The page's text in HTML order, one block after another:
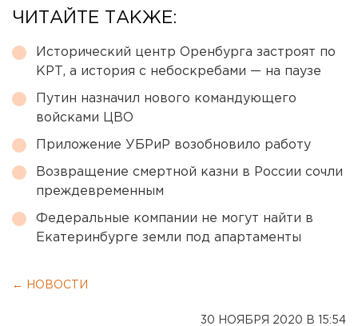
ЧИТАЙТЕ ТАКЖЕ:
Исторический центр Оренбурга застроят по
КРТ, а история с небоскребами — на паузе
Путин назначил нового командующего
войсками ЦВО
Приложение УБРиР возобновило работу
Возвращение смертной казни в России сочли
преждевременным
Федеральные компании не могут найти в
Екатеринбурге земли под апартаменты
← НОВОСТИ
30 НОЯБРЯ 2020 В 15:54